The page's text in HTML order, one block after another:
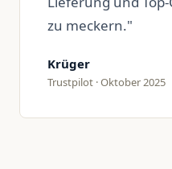
zu meckern."
Krüger
Trustpilot · Oktober 2025